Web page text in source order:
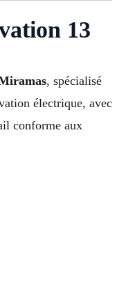
13
, spécialisé
électrique, avec
conforme aux